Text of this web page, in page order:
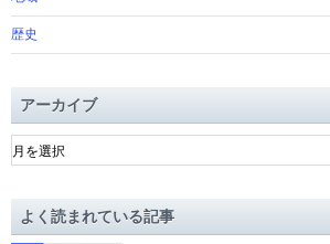
歴史
アーカイブ
ア
ー
ブよく読まれている記事